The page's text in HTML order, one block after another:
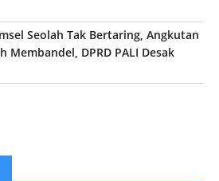
Seolah Tak Bertaring, Angkutan
Membandel, DPRD PALI Desak